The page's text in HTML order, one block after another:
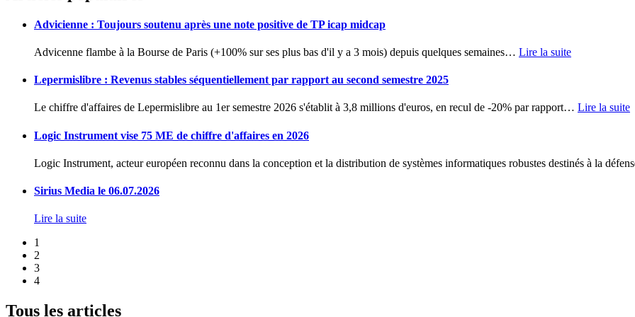
Advicienne : Toujours soutenu après une note positive de TP icap midcap
Advicenne flambe à la Bourse de Paris (+100% sur ses plus bas d'il y a 3 mois) depuis quelques semaines… Lire la suite
Lepermislibre : Revenus stables séquentiellement par rapport au second semestre 2025
Le chiffre d'affaires de Lepermislibre au 1er semestre 2026 s'établit à 3,8 millions d'euros, en recul de -20% par rapport… Lire la suite
Logic Instrument vise 75 ME de chiffre d'affaires en 2026
Logic Instrument, acteur européen reconnu dans la conception et la distribution de systèmes informatiques robustes destinés à la
Sirius Media le 06.07.2026
Lire la suite
1
2
3
4
Tous les articles